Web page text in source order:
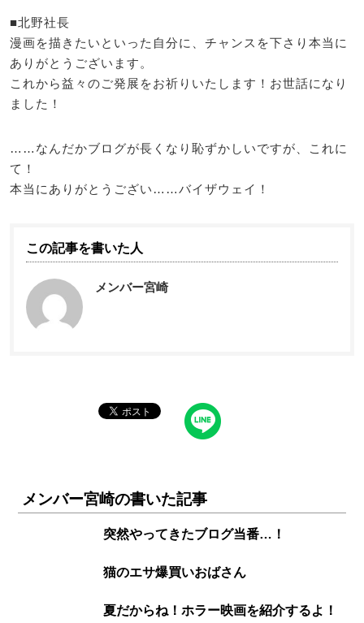
■北野社長
漫画を描きたいといった自分に、チャンスを下さり本当に
ありがとうございます。
これから益々のご発展をお祈りいたします！お世話になり
ました！
……なんだかブログが長くなり恥ずかしいですが、これに
て！
本当にありがとうござい……バイザウェイ！
この記事を書いた人
メンバー宮崎
メンバー宮崎の書いた記事
突然やってきたブログ当番…！
猫のエサ爆買いおばさん
夏だからね！ホラー映画を紹介するよ！